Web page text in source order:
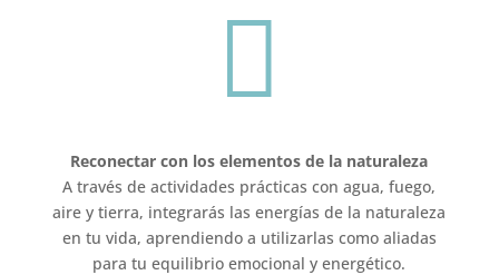

Reconectar con los elementos de la naturaleza
A través de actividades prácticas con agua, fuego,
aire y tierra, integrarás las energías de la naturaleza
en tu vida, aprendiendo a utilizarlas como aliadas
para tu equilibrio emocional y energético.